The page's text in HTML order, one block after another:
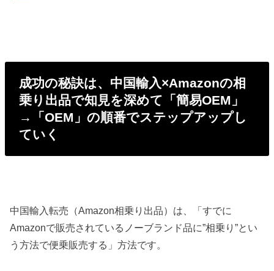
成功の秘訣は、中国輸入×Amazonの相
乗り出品で知見を深めて「簡易OEM」
→「OEM」の順番でステップアップし
ていく
中国輸入転売（Amazon相乗り出品）は、「すでに
Amazonで販売されているノーブランド品に”相乗り”とい
う方法で便乗販売する」方法です。